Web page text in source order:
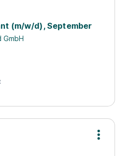
(m/w/d), September
GmbH